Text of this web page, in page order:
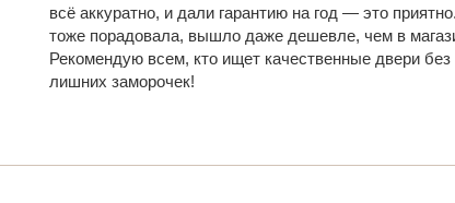
всё аккуратно, и дали гарантию на год — это
тоже порадовала, вышло даже дешевле, чем в
Рекомендую всем, кто ищет качественные двери без
лишних заморочек!